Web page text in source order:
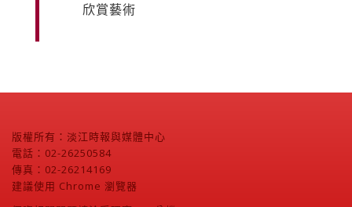
欣賞藝術
版權所有：淡江時報與媒體中心
電話：02-26250584
傳真：02-26214169
建議使用 Chrome 瀏覽器